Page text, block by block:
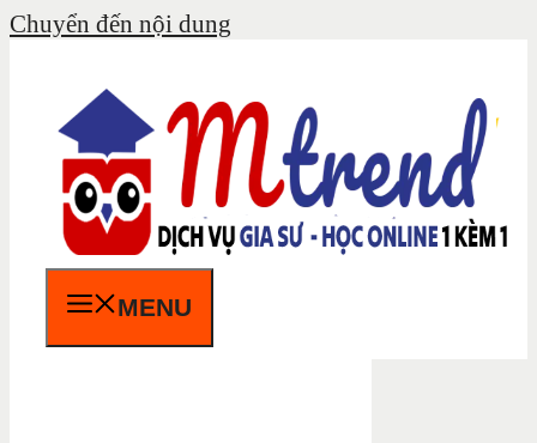
Chuyển đến nội dung
MENU